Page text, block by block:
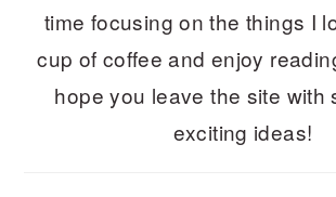
time focusing on the things I
cup of coffee and enjoy
hope you leave the site with
exciting ideas!